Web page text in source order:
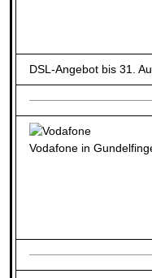
DSL-Angebot bis 31.
Vodafone in